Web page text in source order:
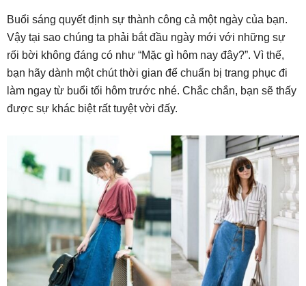
Buổi sáng quyết định sự thành công cả một ngày của bạn.
Vậy tại sao chúng ta phải bắt đầu ngày mới với những sự
rối bời không đáng có như “Mặc gì hôm nay đây?”. Vì thế,
bạn hãy dành một chút thời gian để chuẩn bị trang phục đi
làm ngay từ buổi tối hôm trước nhé. Chắc chắn, bạn sẽ thấy
được sự khác biệt rất tuyệt vời đấy.